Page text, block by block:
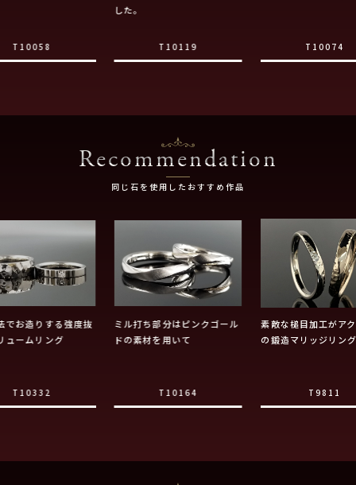
T10058
した。
T10119 T10074
Recommendation
同じ石を使用したおすすめ作品
でお造りする強度抜
ュームリング
T10332
ミル打ち部分はピンクゴール
ドの素材を用いて
T10164
素敵な槌目加工がア
の鍛造マリッジリング
T9811